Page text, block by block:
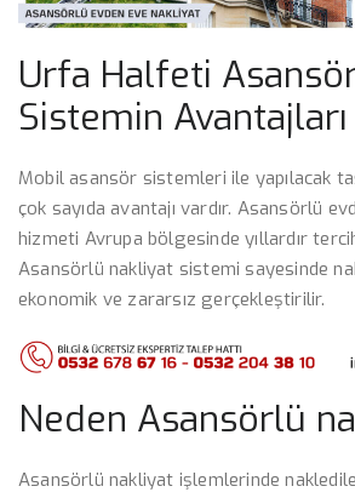
Urfa Halfeti
Sistemin Avantajları
Mobil asansör sistemleri ile yapılacak
çok sayıda avantajı vardır. Asansörlü
hizmeti Avrupa bölgesinde yıllardır
Asansörlü nakliyat sistemi sayesinde
ekonomik ve zararsız gerçekleştirilir.
Neden Asansörlü
Asansörlü nakliyat işlemlerinde